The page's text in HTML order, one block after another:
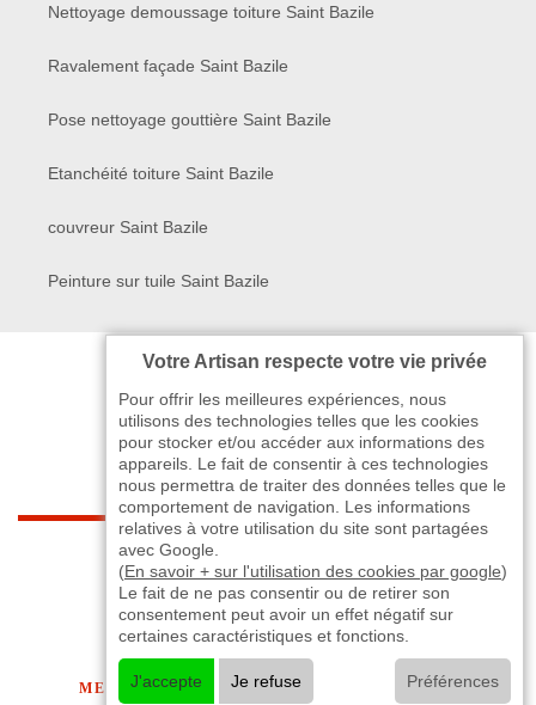
Nettoyage demoussage toiture Saint Bazile
Ravalement façade Saint Bazile
Pose nettoyage gouttière Saint Bazile
Etanchéité toiture Saint Bazile
couvreur Saint Bazile
Peinture sur tuile Saint Bazile
indisponible - indisponible>
©2024 - 2026 TOUT DROIT RÉSERVÉ
MENTIONS LÉGALES-CONTACTEZ-NOUS
Votre Artisan respecte votre vie privée
Pour offrir les meilleures expériences, nous
utilisons des technologies telles que les cookies
pour stocker et/ou accéder aux informations des
appareils. Le fait de consentir à ces technologies
nous permettra de traiter des données telles que le
comportement de navigation. Les informations
relatives à votre utilisation du site sont partagées
avec Google.
(En savoir + sur l'utilisation des cookies par google)
Le fait de ne pas consentir ou de retirer son
consentement peut avoir un effet négatif sur
certaines caractéristiques et fonctions.
J'accepte Je refuse Préférences